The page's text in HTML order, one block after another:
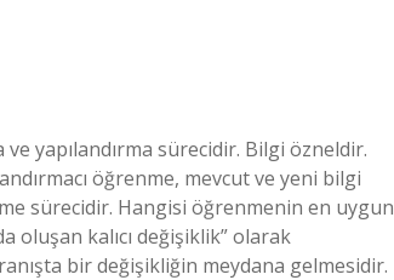
yapılandırma sürecidir. Bilgi özneldir.
öğrenme, mevcut ve yeni bilgi
sürecidir. Hangisi öğrenmenin en uygun
oluşan kalıcı değişiklik” olarak
bir değişikliğin meydana gelmesidir.